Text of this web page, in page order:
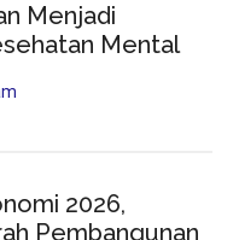
Menjadi
Mental
2026,
Pembangunan